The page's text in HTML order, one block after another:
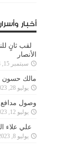
أخبار وأسرار
لقب ثانٍ
الأنصار
سبتمبر 15, 2024
مالك حسون
يوليو 28, 2023
وصول مدافع
يوليو 12, 2023
علي علاء
يوليو 8, 2023